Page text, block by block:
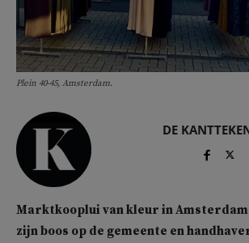
Plein 40-45, Amsterdam.
DE
Marktkooplui van kleur in Amsterdam
zijn boos op de gemeente en